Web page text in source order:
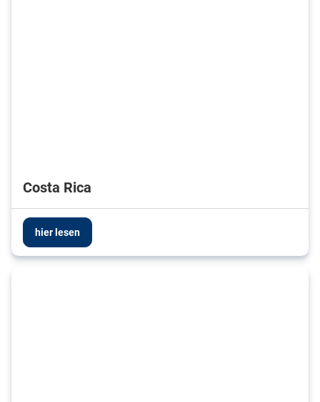
Costa Rica
hier lesen